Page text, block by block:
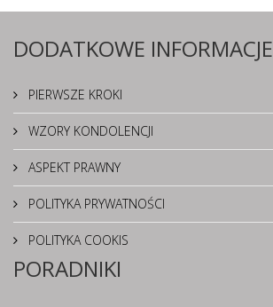
DODATKOWE INFORMACJE
PIERWSZE KROKI
WZORY KONDOLENCJI
ASPEKT PRAWNY
POLITYKA PRYWATNOŚCI
POLITYKA COOKIS
PORADNIKI